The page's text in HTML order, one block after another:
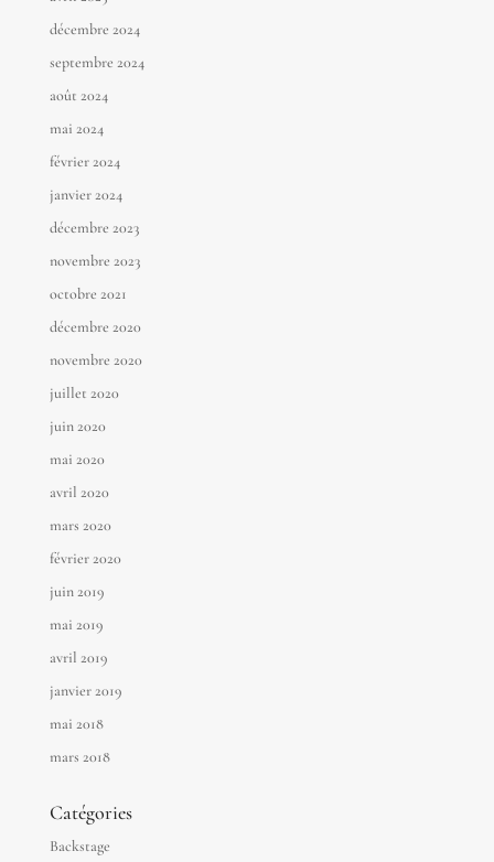
décembre 2024
septembre 2024
août 2024
mai 2024
février 2024
janvier 2024
décembre 2023
novembre 2023
octobre 2021
décembre 2020
novembre 2020
juillet 2020
juin 2020
mai 2020
avril 2020
mars 2020
février 2020
juin 2019
mai 2019
avril 2019
janvier 2019
mai 2018
mars 2018
Catégories
Backstage